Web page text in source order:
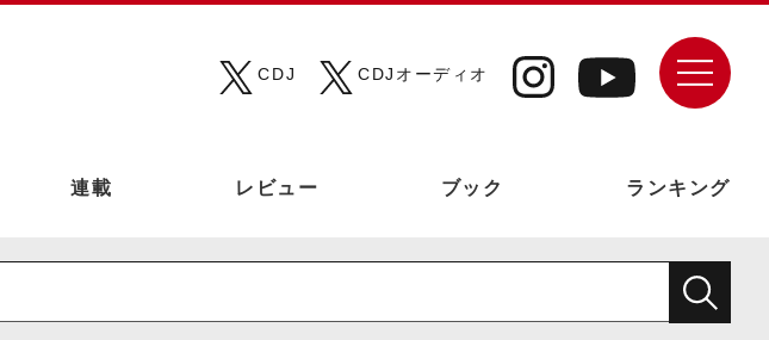
CDJ
CDJオーディオ
連載 レビュー ブック ランキング